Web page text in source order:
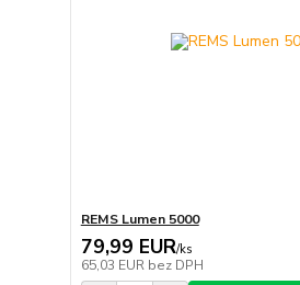
REMS Lumen 5000
79,99 EUR/ks
65,03 EUR bez DPH